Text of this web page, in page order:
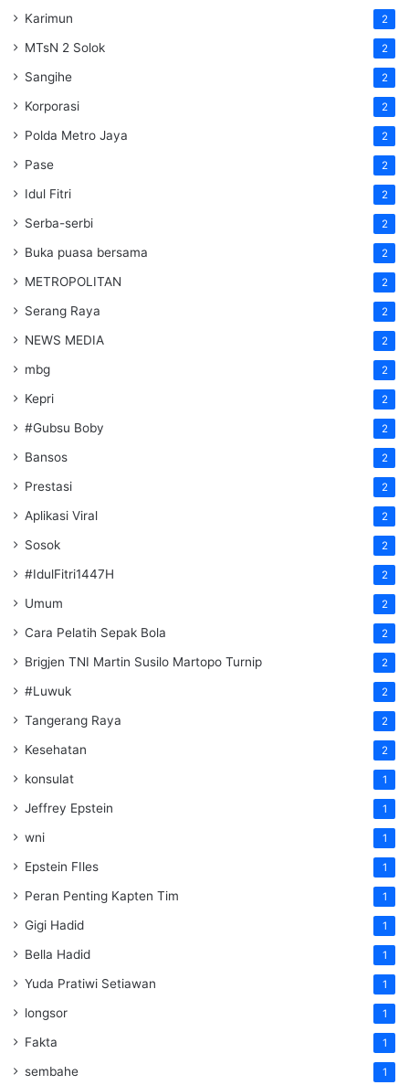
Karimun 2
MTsN 2 Solok 2
Sangihe 2
Korporasi 2
Polda Metro Jaya 2
Pase 2
Idul Fitri 2
Serba-serbi 2
Buka puasa bersama 2
METROPOLITAN 2
Serang Raya 2
NEWS MEDIA 2
mbg 2
Kepri 2
#Gubsu Boby 2
Bansos 2
Prestasi 2
Aplikasi Viral 2
Sosok 2
#IdulFitri1447H 2
Umum 2
Cara Pelatih Sepak Bola 2
Brigjen TNI Martin Susilo Martopo Turnip 2
#Luwuk 2
Tangerang Raya 2
Kesehatan 2
konsulat 1
Jeffrey Epstein 1
wni 1
Epstein FIles 1
Peran Penting Kapten Tim 1
Gigi Hadid 1
Bella Hadid 1
Yuda Pratiwi Setiawan 1
longsor 1
Fakta 1
sembahe 1